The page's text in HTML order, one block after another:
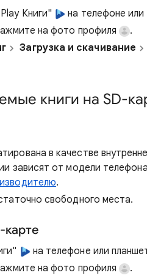
Книги"
на телефоне или
на фото профиля
.
Загрузка и скачивание
книги на SD-
в качестве
зависят от модели
.
свободного места.
карте
на телефоне или
на фото профиля
.